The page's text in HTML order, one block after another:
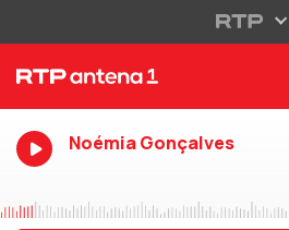
Noémia Gonçalves